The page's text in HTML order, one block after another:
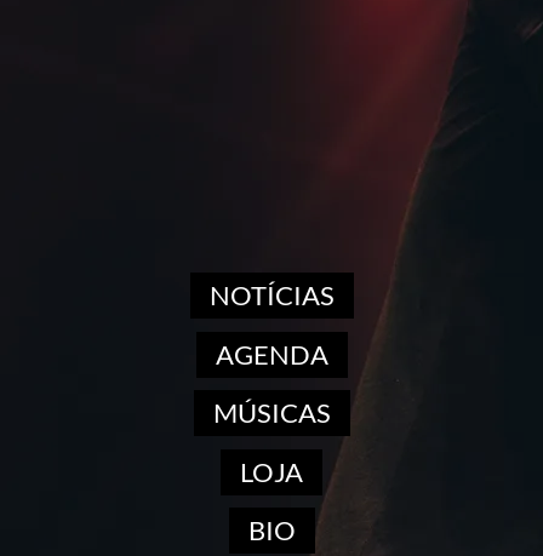
NOTÍCIAS
AGENDA
MÚSICAS
LOJA
BIO